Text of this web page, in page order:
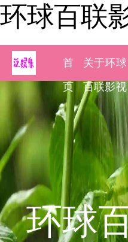
环球百联
首
页
关于环球
百联影视
环球